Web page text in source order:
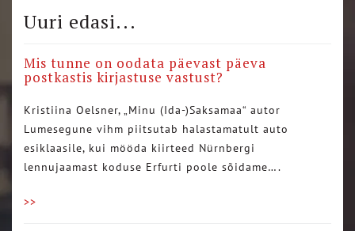
Uuri edasi...
Mis tunne on oodata päevast päeva
postkastis kirjastuse vastust?
Kristiina Oelsner, „Minu (Ida-)Saksamaa“ autor
Lumesegune vihm piitsutab halastamatult auto
esiklaasile, kui mööda kiirteed Nürnbergi
lennujaamast koduse Erfurti poole sõidame….
>>